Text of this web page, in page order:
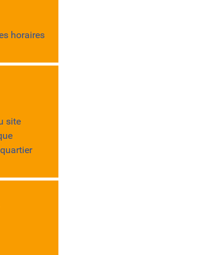
horaires
site